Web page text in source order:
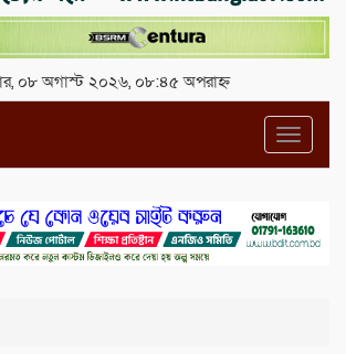
০৮ অগাস্ট ২০২৬, ০৮:৪৫ অপরাহ্ন